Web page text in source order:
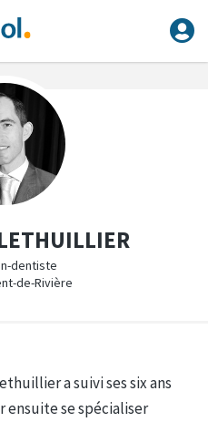
dentiste
de-Rivière
a suivi ses six ans
ensuite se spécialiser